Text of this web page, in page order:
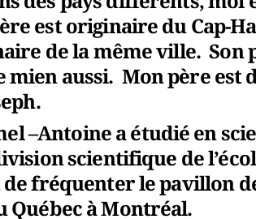
est originaire du Cap-
de la même ville. Son
aussi. Mon père est
–Antoine a étudié en
scientifique de
fréquenter le pavillon
Québec à Montréal.